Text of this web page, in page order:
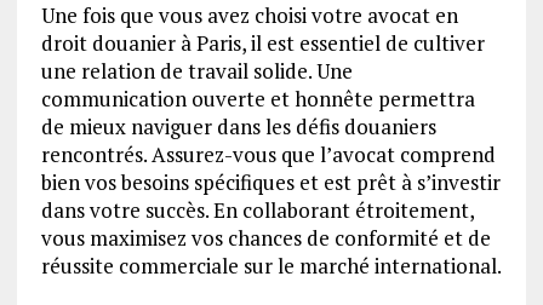
Une fois que vous avez choisi votre avocat en
droit douanier à Paris, il est essentiel de cultiver
une relation de travail solide. Une
communication ouverte et honnête permettra
de mieux naviguer dans les défis douaniers
rencontrés. Assurez-vous que l’avocat comprend
bien vos besoins spécifiques et est prêt à s’investir
dans votre succès. En collaborant étroitement,
vous maximisez vos chances de conformité et de
réussite commerciale sur le marché international.